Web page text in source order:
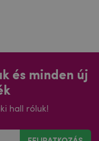
és minden új
hall róluk!